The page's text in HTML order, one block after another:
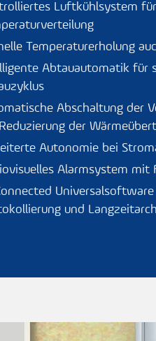
Luftkühlsystem
Temperaturerholung
Abtauautomatik für
Abschaltung der
der
Autonomie bei
Alarmsystem mit
und